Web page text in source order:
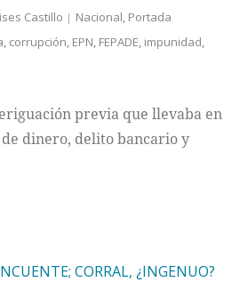
Castillo Nacional, Portada
, corrupción, EPN, FEPADE, impunidad,
previa que llevaba en
dinero, delito bancario y
CORRAL, ¿INGENUO?